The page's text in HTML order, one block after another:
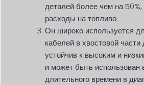
деталей более чем на 50%,
расходы на топливо.
Он широко используется
кабелей в хвостовой
устойчив к высоким и
и может быть использован
длительного времени в